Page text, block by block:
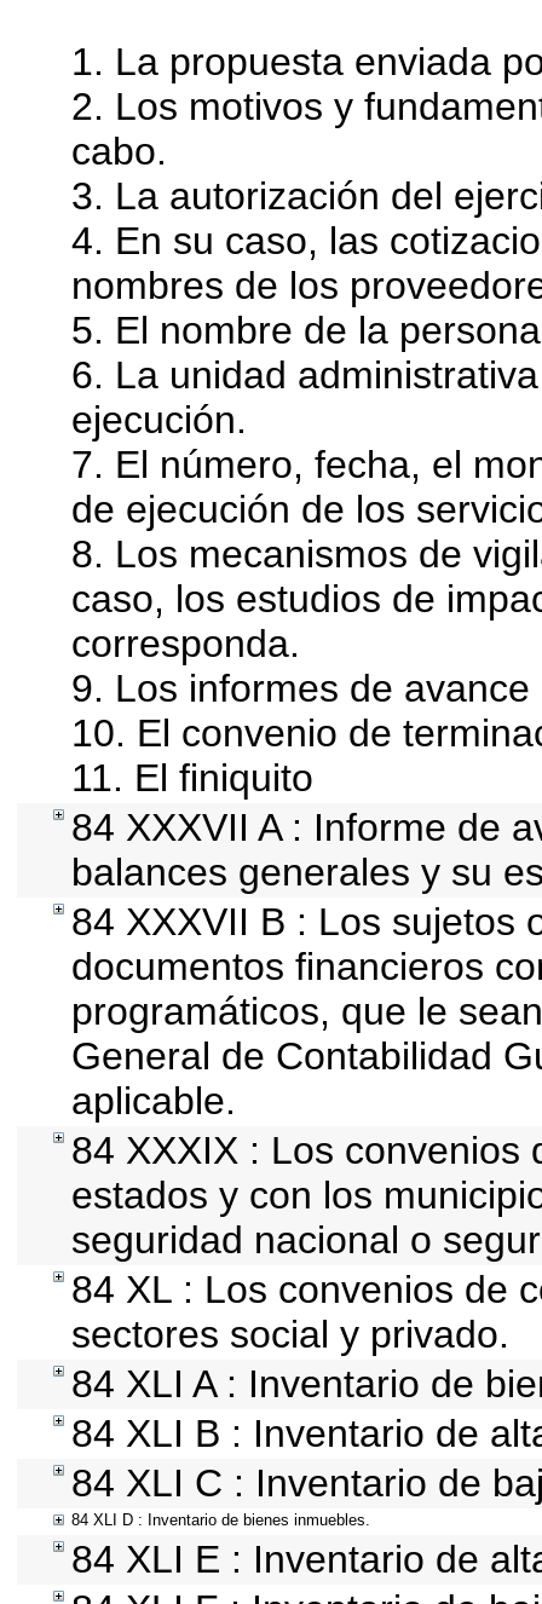
1. La propuesta enviada
2. Los motivos y
cabo.
3. La autorización del
4. En su caso, las
nombres de los
5. El nombre de la
6. La unidad
ejecución.
7. El número, fecha, el
de ejecución de los
8. Los mecanismos de
caso, los estudios de
corresponda.
9. Los informes de
10. El convenio de
11. El finiquito
84 XXXVII A : Informe de
balances generales y su
84 XXXVII B : Los sujetos
documentos financieros
programáticos, que le
General de Contabilidad
aplicable.
84 XXXIX : Los convenios
estados y con los
seguridad nacional o
84 XL : Los convenios de
sectores social y privado.
84 XLI A : Inventario de
84 XLI B : Inventario de
84 XLI C : Inventario de
84 XLI D : Inventario de bienes inmuebles.
84 XLI E : Inventario de